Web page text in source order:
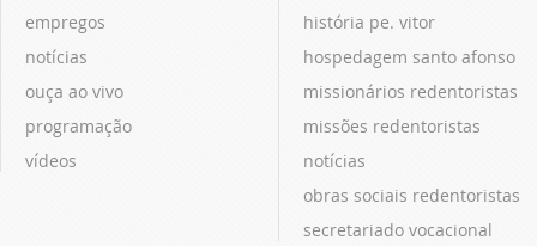
empregos
notícias
ouça ao vivo
programação
vídeos
história pe. vitor
hospedagem santo afonso
missionários redentoristas
missões redentoristas
notícias
obras sociais redentoristas
secretariado vocacional